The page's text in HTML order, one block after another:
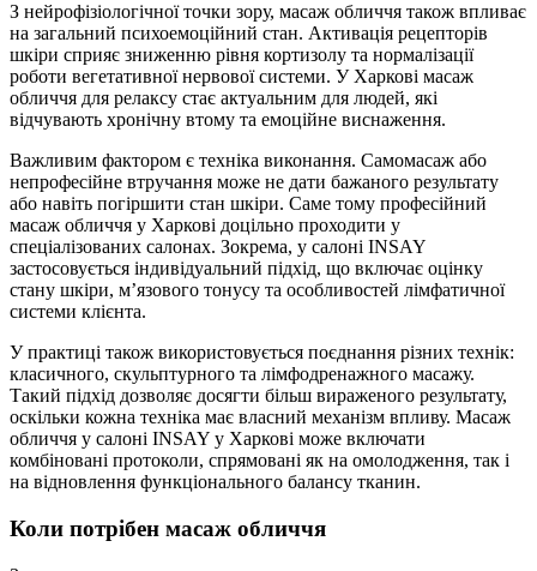
З нейрофізіологічної точки зору, масаж обличчя також впливає
на загальний психоемоційний стан. Активація рецепторів
шкіри сприяє зниженню рівня кортизолу та нормалізації
роботи вегетативної нервової системи. У Харкові масаж
обличчя для релаксу стає актуальним для людей, які
відчувають хронічну втому та емоційне виснаження.
Важливим фактором є техніка виконання. Самомасаж або
непрофесійне втручання може не дати бажаного результату
або навіть погіршити стан шкіри. Саме тому професійний
масаж обличчя у Харкові доцільно проходити у
спеціалізованих салонах. Зокрема, у салоні INSAY
застосовується індивідуальний підхід, що включає оцінку
стану шкіри, м’язового тонусу та особливостей лімфатичної
системи клієнта.
У практиці також використовується поєднання різних технік:
класичного, скульптурного та лімфодренажного масажу.
Такий підхід дозволяє досягти більш вираженого результату,
оскільки кожна техніка має власний механізм впливу. Масаж
обличчя у салоні INSAY у Харкові може включати
комбіновані протоколи, спрямовані як на омолодження, так і
на відновлення функціонального балансу тканин.
Коли потрібен масаж обличчя